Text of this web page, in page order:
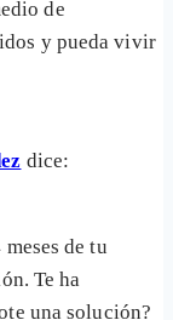
de
y pueda vivir
dice:
de tu
Te ha
una solución?